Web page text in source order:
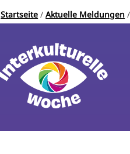
Pfadnavigation
Startseite Aktuelle Meldungen